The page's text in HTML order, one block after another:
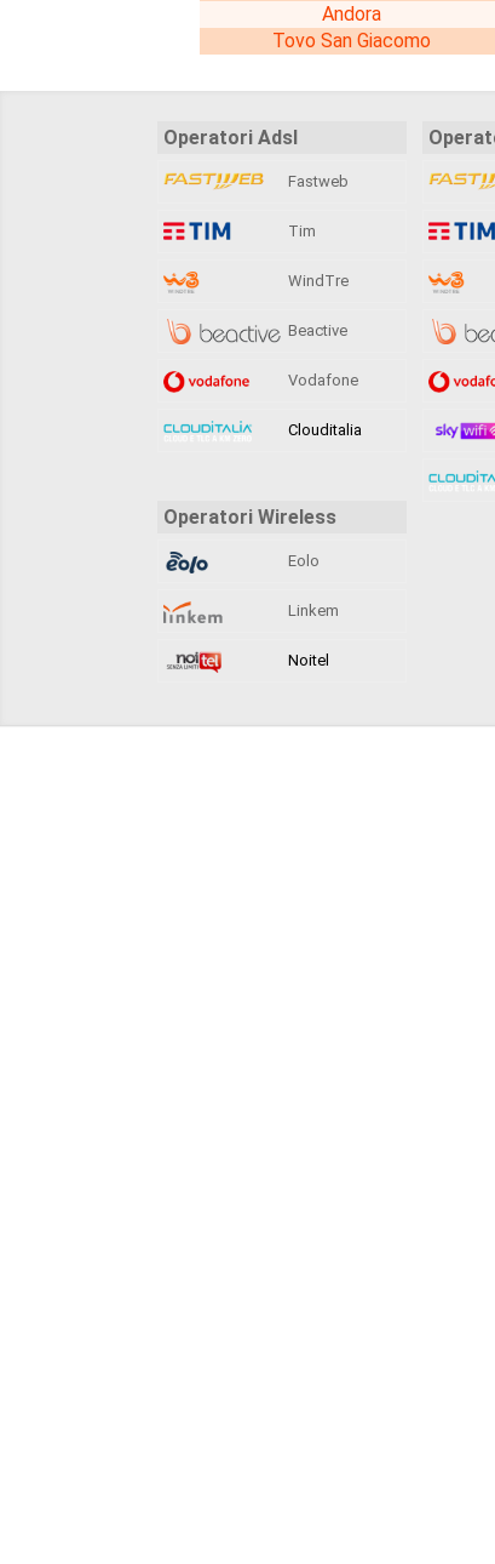
Andora
Tovo San Giacomo
Operatori Adsl
Fastweb
Tim
WindTre
Beactive
Vodafone
Clouditalia
Operatori Wireless
Eolo
Linkem
Noitel